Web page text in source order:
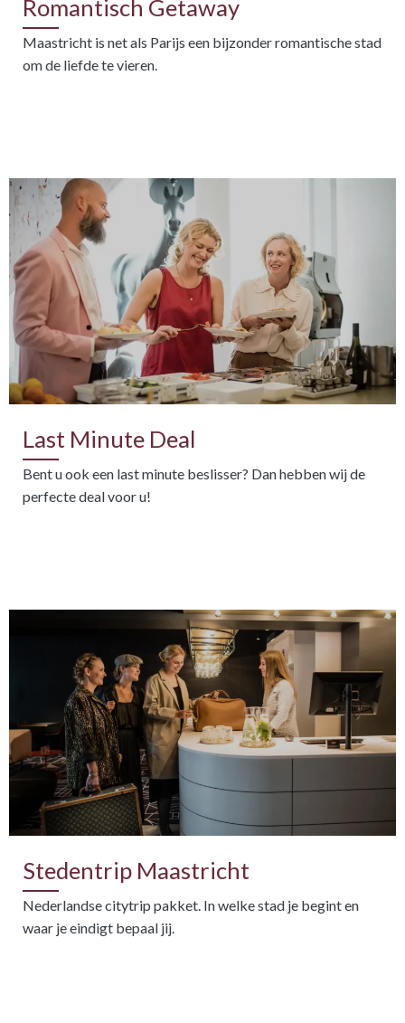
Romantisch Getaway
Maastricht is net als Parijs een bijzonder romantische stad
om de liefde te vieren.
Last Minute Deal
Bent u ook een last minute beslisser? Dan hebben wij de
perfecte deal voor u!
Stedentrip Maastricht
Nederlandse citytrip pakket. In welke stad je begint en
waar je eindigt bepaal jij.